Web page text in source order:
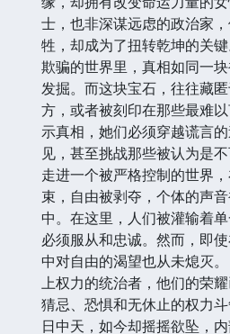
士，也非深谋远虑的政治家
牲，却成为了扭转乾坤的关
欺骗的世界里，真相如同一
发掘。而这块宝石，往往藏
方，或者被刻印在那些最难
示真相，她们必须穿越谎言
见，甚至挑战那些被认为是
走进一个被严格控制的世界
束，自由被剥夺，个体的声
中。在这里，人们被灌输着
必须服从和忠诚。然而，即
中对自由的渴望也从未熄灭
上权力的统治者，他们的荣
猜忌、恐惧和无休止的权力
日中天，如今却摇摇欲坠，